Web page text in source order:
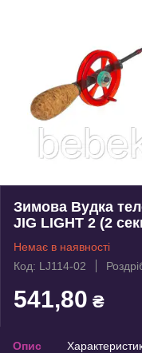
Зимова Вудка
JIG LIGHT 2 (2
Немає в наявності
Код: LJ114-02
541,80 ₴
Опис